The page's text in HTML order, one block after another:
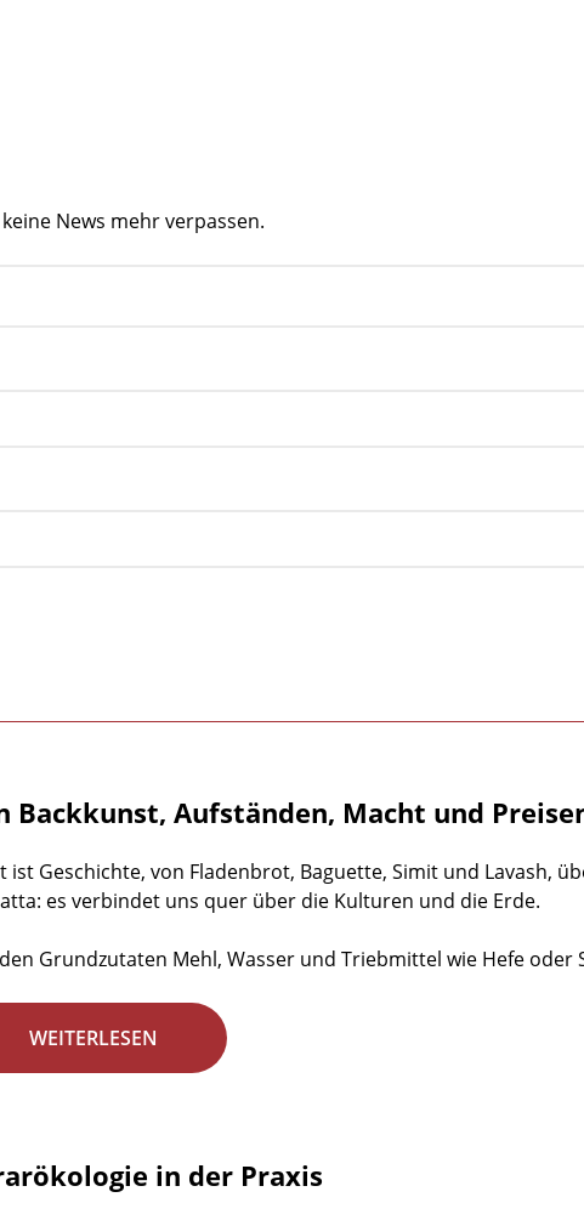
News mehr verpassen.
Backkunst, Aufständen, Macht und
ist Geschichte, von Fladenbrot, Baguette, Simit und Lavash,
es verbindet uns quer über die Kulturen und die Erde.
Grundzutaten Mehl, Wasser und Triebmittel wie Hefe oder
WEITERLESEN
in der Praxis